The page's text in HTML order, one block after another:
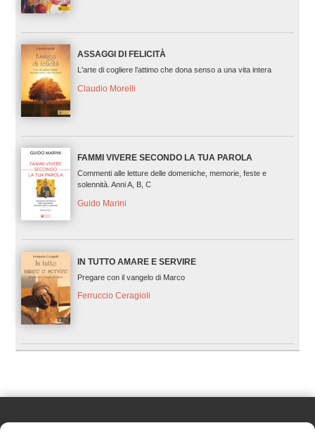
ASSAGGI DI FELICITÀ
L'arte di cogliere l’attimo che dona senso a una vita intera
Claudio Morelli
FAMMI VIVERE SECONDO LA TUA PAROLA
Commenti alle letture delle domeniche, memorie, feste e
solennità. Anni A, B, C
Guido Marini
IN TUTTO AMARE E SERVIRE
Pregare con il vangelo di Marco
Ferruccio Ceragioli